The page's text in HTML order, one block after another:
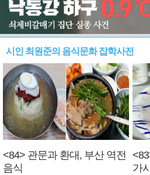
시인 최원준의 음식문화 잡학사전
<84> 관문과 환대, 부산 역전
음식
가